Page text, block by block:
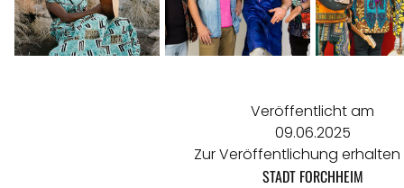
Veröffentlicht am
09.06.2025
Zur Veröffentlichung
STADT FORCHHEIM